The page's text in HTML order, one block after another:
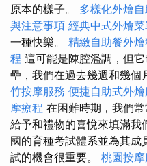
原本的樣子。 多樣化外燴
與注意事項 經典中式外燴
一種快樂。 精緻自助餐外
程 這可能是陳腔濫調，但
壘，我們在過去幾週和幾個
竹按摩服務 便捷自助式外
摩療程 在困難時期，我們
給予和禮物的喜悅來填滿
國的育種考試體系並為其
試的機會很重要。 桃園按